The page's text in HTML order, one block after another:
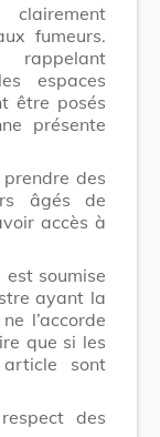
fumeurs.
espaces
être posés
présente
des
âgés de
accès à
est soumise
ayant la
l’accorde
que si les
sont
des